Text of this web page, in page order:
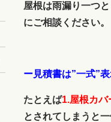
屋根は雨漏り一つ
にご相談ください。
ー見積書は”一式”
たとえば1.屋根カバ
とされてしまうと